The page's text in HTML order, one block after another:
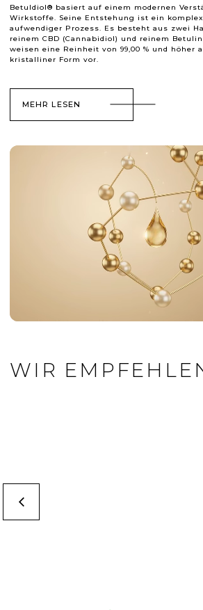
Betuldiol® basiert auf einem modernen
Wirkstoffe. Seine Entstehung ist ein
aufwendiger Prozess. Es besteht aus zwei
reinem CBD (Cannabidiol) und reinem
weisen eine Reinheit von 99,00 % und höher
kristalliner Form vor.
MEHR LESEN
WIR